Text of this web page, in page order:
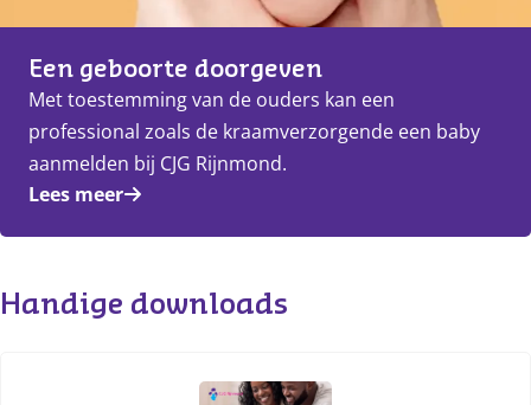
Een geboorte doorgeven
Met toestemming van de ouders kan een
professional zoals de kraamverzorgende een baby
aanmelden bij CJG Rijnmond.
Lees meer
Handige downloads